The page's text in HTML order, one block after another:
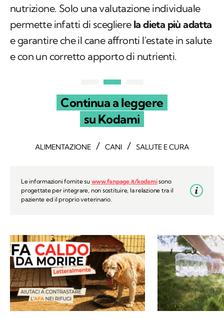
nutrizione. Solo una valutazione individuale
permette infatti di scegliere la dieta più adatta
e garantire che il cane affronti l'estate in salute
e con un corretto apporto di nutrienti.
Continua a leggere
su Kodami
ALIMENTAZIONE / CANI / SALUTE E CURA
Le informazioni fornite su www.fanpage.it/kodamisono
progettate per integrare, non sostituire, la relazione tra il
paziente ed il proprio veterinario.